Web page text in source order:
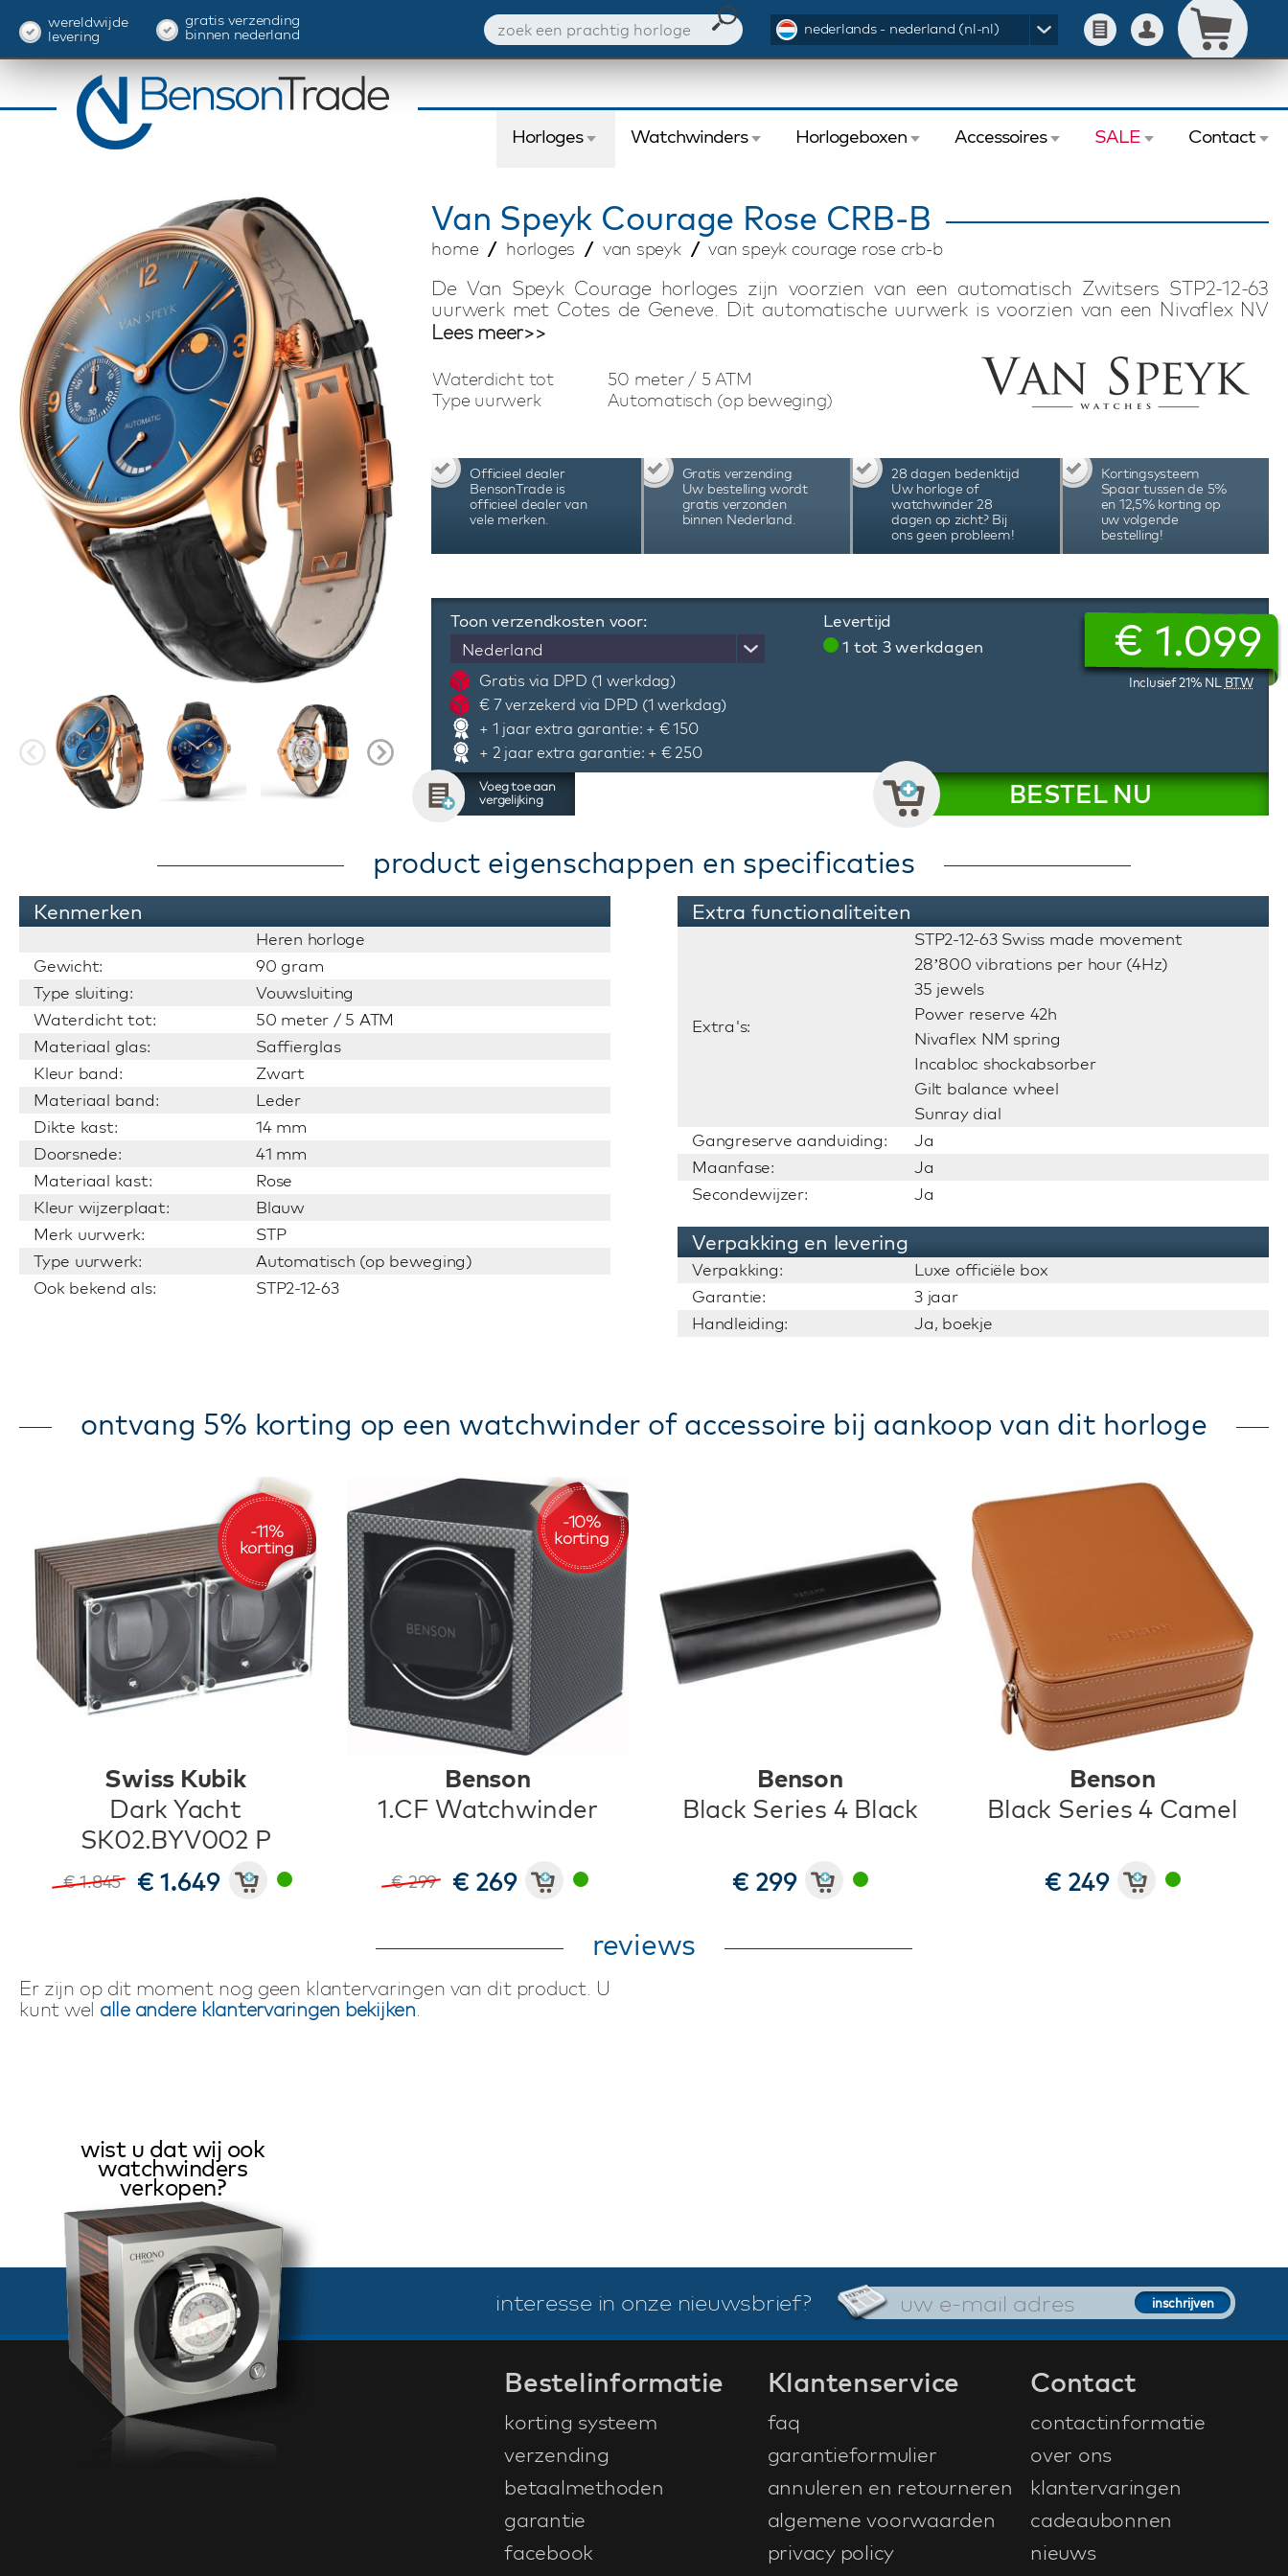
wereldwijde
levering
gratis verzending
binnen nederland nederlands - nederland (nl-nl)
Horloges Watchwinders Horlogeboxen Accessoires SALE Contact
Van Speyk Courage Rose CRB-B
home horloges van speyk van speyk courage rose crb-b
De Van Speyk Courage horloges zijn voorzien van een automatisch Zwitsers STP2-12-63
uurwerk met Cotes de Geneve. Dit automatische uurwerk is voorzien van een Nivaflex NV
veer, Incabloc shock absorber. Het bijzondere aan dit Van Speyk Courage CRB-B horloge is de
small seconds, power reserve en de originele maanfase. De gepolijste rosé kleurige horlogekast
met matte accenten heeft een zeer fraaie vorm en is voorzien van een met de hand gemaakte
Italiaanse kalfslederen horlogeband met quick release systeem en vouwsluiting. Uiteraard is
elk Van Speyk Courage horloge voorzien van het uiterst sterke saffierglas en heeft het aan de
kroon, rotor en vouwsluiting. De Van Speyk Courage horloges zijn leverbaar in verschillende
kleuren. Dit Van Speyk Courage CRB-B horloge wordt geleverd in een chique lederen etui met
handleiding, certificaat en 3 jaar internationale garantie.
Lees meer>>
Waterdicht tot
50 meter / 5 ATM
Type uurwerk
Automatisch (op beweging)
Officieel dealer
BensonTrade is
officieel dealer van
vele merken.
Gratis verzending
Uw bestelling wordt
gratis verzonden
binnen Nederland.
28 dagen bedenktijd
Uw horloge of
watchwinder 28
dagen op zicht? Bij
ons geen probleem!
Kortingsysteem
Spaar tussen de 5%
en 12,5% korting op
uw volgende
bestelling!
Toon verzendkosten voor:
Nederland
Gratis via DPD (1 werkdag)
€ 7 verzekerd via DPD (1 werkdag)
+ 1 jaar extra garantie: + € 150
+ 2 jaar extra garantie: + € 250
Levertijd
1 tot 3 werkdagen
€ 1.099
Inclusief 21% NL BTW
Voeg toe aan
vergelijking
BESTEL NU
product eigenschappen en specificaties
Kenmerken
Heren horloge
Gewicht:
90 gram
Type sluiting:
Vouwsluiting
Waterdicht tot:
50 meter / 5 ATM
Materiaal glas:
Saffierglas
Kleur band:
Zwart
Materiaal band:
Leder
Dikte kast:
14 mm
Doorsnede:
41 mm
Materiaal kast:
Rose
Kleur wijzerplaat:
Blauw
Merk uurwerk:
STP
Type uurwerk:
Automatisch (op beweging)
Ook bekend als:
STP2-12-63
Extra functionaliteiten
Extra's:
STP2-12-63 Swiss made movement
28’800 vibrations per hour (4Hz)
35 jewels
Power reserve 42h
Nivaflex NM spring
Incabloc shockabsorber
Gilt balance wheel
Sunray dial
Gangreserve aanduiding:
Ja
Maanfase:
Ja
Secondewijzer:
Ja
Verpakking en levering
Verpakking:
Luxe officiële box
Garantie:
3 jaar
Handleiding:
Ja, boekje
ontvang 5% korting op een watchwinder of accessoire bij aankoop van dit horloge
Swiss Kubik
Dark Yacht
SK02.BYV002 P
€ 1.845 € 1.649
Benson
1.CF Watchwinder
€ 299 € 269
Benson
Black Series 4 Black
€ 299
Benson
Black Series 4 Camel
€ 249
reviews
Er zijn op dit moment nog geen klantervaringen van dit product. U
kunt wel alle andere klantervaringen bekijken.
interesse in onze nieuwsbrief?
wist u dat wij ook
watchwinders
verkopen?
Bestelinformatie
korting systeem
verzending
betaalmethoden
garantie
facebook
Klantenservice
faq
garantieformulier
annuleren en retourneren
algemene voorwaarden
privacy policy
Contact
contactinformatie
over ons
klantervaringen
cadeaubonnen
nieuws